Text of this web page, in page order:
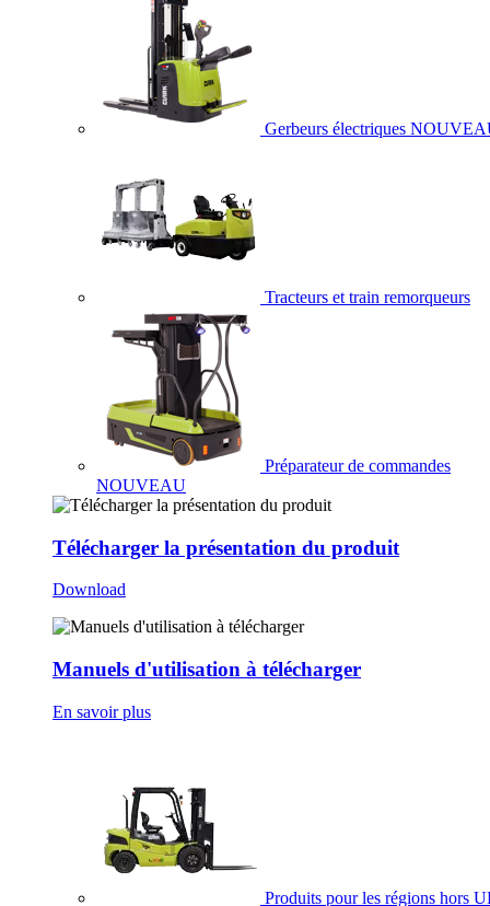
Gerbeurs électriques
Tracteurs et train remorqueurs
Préparateur de commandes
NOUVEAU
Télécharger la présentation du produit
Download
Manuels d'utilisation à télécharger
En savoir plus
Produits pour les régions hors